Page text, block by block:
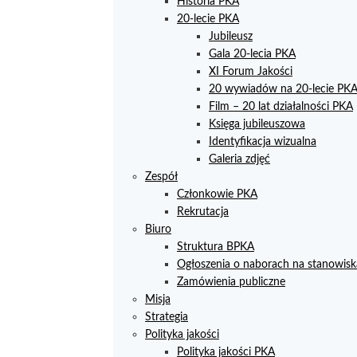
20-lecie PKA
Jubileusz
Gala 20-lecia PKA
XI Forum Jakości
20 wywiadów na 20-lecie PKA
Film – 20 lat działalności PKA
Księga jubileuszowa
Identyfikacja wizualna
Galeria zdjęć
Zespół
Członkowie PKA
Rekrutacja
Biuro
Struktura BPKA
Ogłoszenia o naborach na
Zamówienia publiczne
Misja
Strategia
Polityka jakości
Polityka jakości PKA